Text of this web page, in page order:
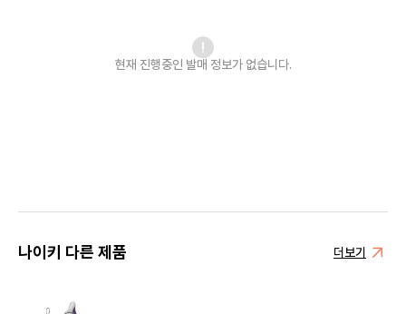
현재 진행중인 발매 정보가 없습니다.
나이키 다른 제품 더보기